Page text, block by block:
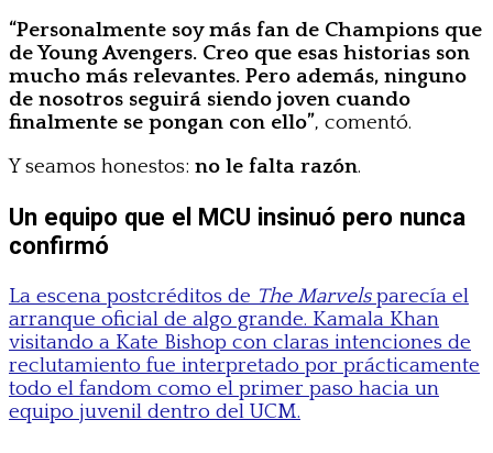
“Personalmente soy más fan de Champions que
de Young Avengers. Creo que esas historias son
mucho más relevantes. Pero además, ninguno
de nosotros seguirá siendo joven cuando
finalmente se pongan con ello”, comentó.
Y seamos honestos: no le falta razón.
Un equipo que el MCU insinuó pero nunca
confirmó
La escena postcréditos de The Marvelsparecía el
arranque oficial de algo grande. Kamala Khan
visitando a Kate Bishop con claras intenciones de
reclutamiento fue interpretado por prácticamente
todo el fandom como el primer paso hacia un
equipo juvenil dentro del UCM.